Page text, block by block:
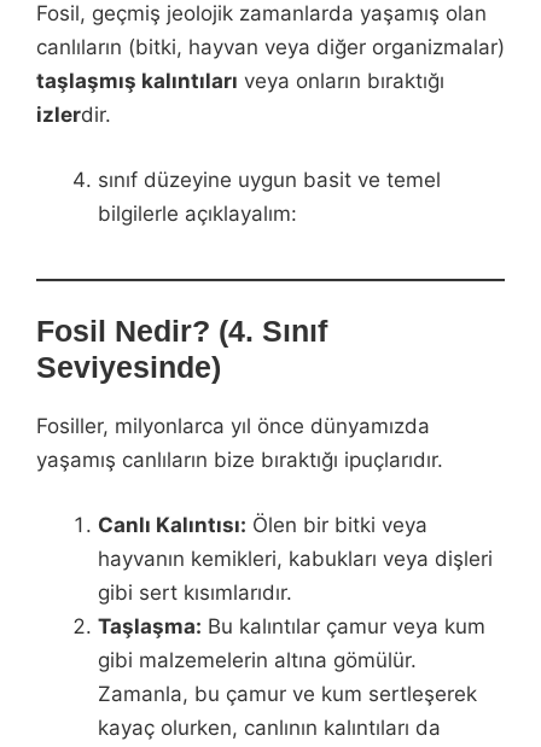
Fosil, geçmiş jeolojik zamanlarda yaşamış olan
canlıların (bitki, hayvan veya diğer organizmalar)
taşlaşmış kalıntıları veya onların bıraktığı
izlerdir.
sınıf düzeyine uygun basit ve temel
bilgilerle açıklayalım:
Fosil Nedir? (4. Sınıf
Seviyesinde)
Fosiller, milyonlarca yıl önce dünyamızda
yaşamış canlıların bize bıraktığı ipuçlarıdır.
Canlı Kalıntısı: Ölen bir bitki veya
hayvanın kemikleri, kabukları veya dişleri
gibi sert kısımlarıdır.
Taşlaşma: Bu kalıntılar çamur veya kum
gibi malzemelerin altına gömülür.
Zamanla, bu çamur ve kum sertleşerek
kayaç olurken, canlının kalıntıları da